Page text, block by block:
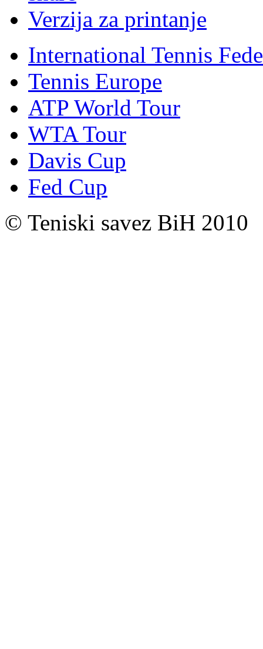
Verzija za printanje
International Tennis
Tennis Europe
ATP World Tour
WTA Tour
Davis Cup
Fed Cup
© Teniski savez BiH 2010